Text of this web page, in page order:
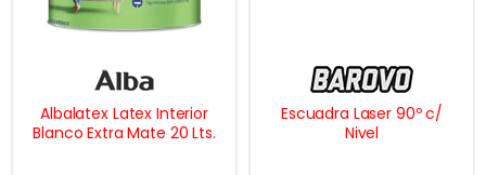
Albalatex Latex Interior
Blanco Extra Mate 20 Lts.
Escuadra Laser 90º c/
Nivel